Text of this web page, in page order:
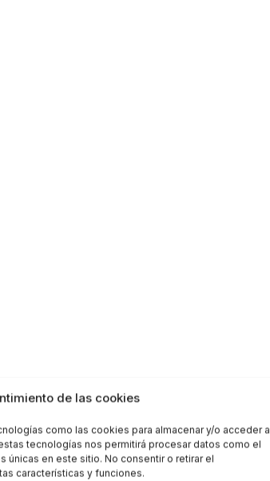
de las cookies
como las cookies para almacenar y/o acceder a
tecnologías nos permitirá procesar datos como el
en este sitio. No consentir o retirar el
características y funciones.